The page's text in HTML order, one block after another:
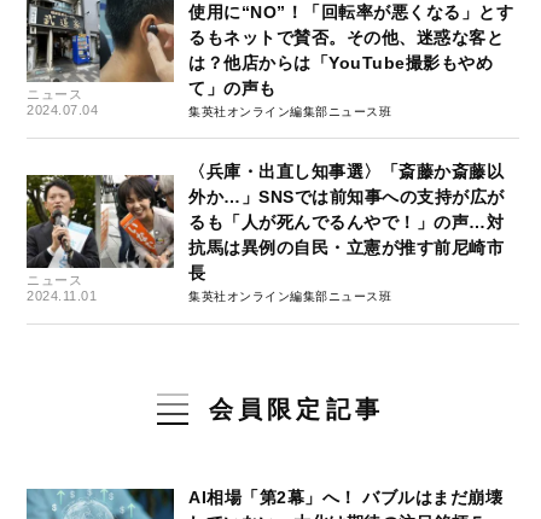
ニュース
2024.07.04
使用に“NO”！「回転率が悪くなる」とす
るもネットで賛否。その他、迷惑な客と
は？他店からは「YouTube撮影もやめ
て」の声も
集英社オンライン編集部ニュース班
ニュース
2024.11.01
〈兵庫・出直し知事選〉「斎藤か斎藤以
外か…」SNSでは前知事への支持が広が
るも「人が死んでるんやで！」の声…対
抗馬は異例の自民・立憲が推す前尼崎市
長
集英社オンライン編集部ニュース班
会員限定記事
AI相場「第2幕」へ！ バブルはまだ崩壊